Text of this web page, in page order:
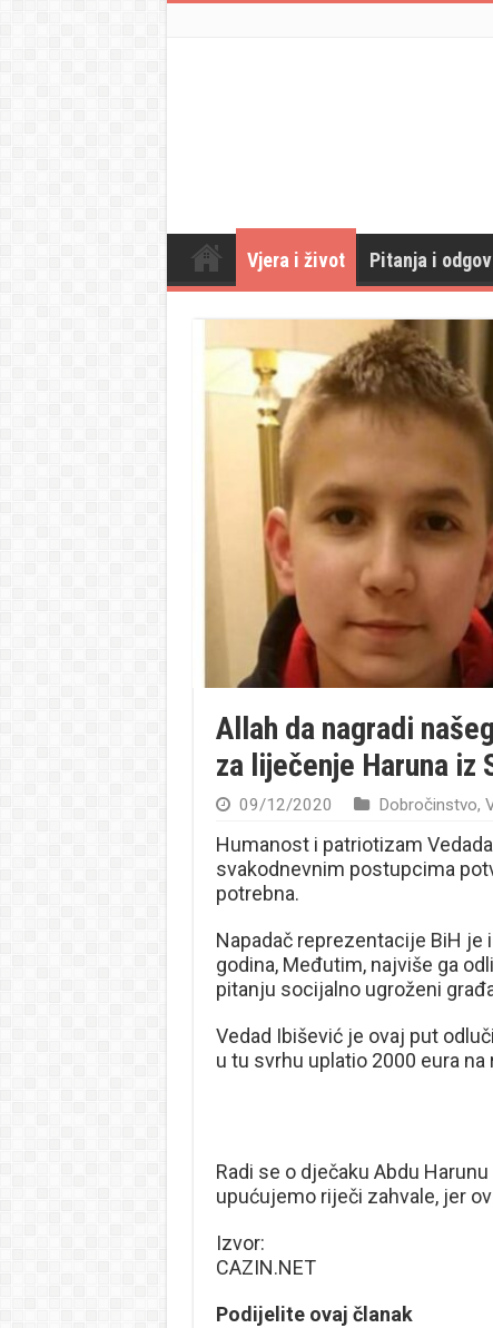
Vjera i život Pitanja i
Allah da nagradi
za liječenje Haruna iz
09/12/2020 Dobročinstvo,
Humanost i patriotizam
svakodnevnim postupcima
potrebna.
Napadač reprezentacije BiH
godina, Međutim, najviše ga
pitanju socijalno ugroženi
Vedad Ibišević je ovaj put
u tu svrhu uplatio 2000 eura
Radi se o dječaku Abdu
upućujemo riječi zahvale, jer
Izvor:
CAZIN.NET
Podijelite ovaj članak